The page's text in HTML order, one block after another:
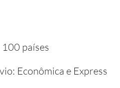
100 países
Econômica e Express